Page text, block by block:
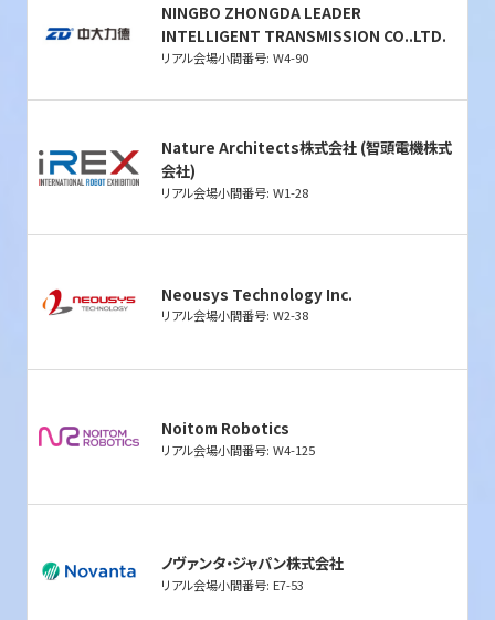
NINGBO ZHONGDA LEADER
INTELLIGENT TRANSMISSION CO..LTD.
リアル会場小間番号: W4-90
Nature Architects株式会社 (智頭電機株式
会社)
リアル会場小間番号: W1-28
Neousys Technology Inc.
リアル会場小間番号: W2-38
Noitom Robotics
リアル会場小間番号: W4-125
ノヴァンタ・ジャパン株式会社
リアル会場小間番号: E7-53